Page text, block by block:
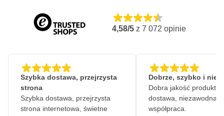
4,58/5 z 7 072 opinie
Szybka dostawa, przejrzysta
strona
Szybka dostawa, przejrzysta
strona internetowa, świetne
Dobrze, szybko i
Dobra jakość
dostawa, niezawodna
współpraca.